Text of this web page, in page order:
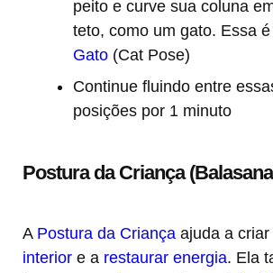
peito e curve sua coluna
teto, como um gato. Essa
Gato (Cat Pose)
Continue fluindo entre
posições por 1 minuto
Postura da Criança
A Postura da Criança ajuda a criar
interior e a restaurar energia. Ela